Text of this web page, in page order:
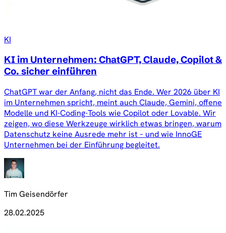
KI
KI im Unternehmen: ChatGPT, Claude, Copilot &
Co. sicher einführen
ChatGPT war der Anfang, nicht das Ende. Wer 2026 über KI
im Unternehmen spricht, meint auch Claude, Gemini, offene
Modelle und KI-Coding-Tools wie Copilot oder Lovable. Wir
zeigen, wo diese Werkzeuge wirklich etwas bringen, warum
Datenschutz keine Ausrede mehr ist – und wie InnoGE
Unternehmen bei der Einführung begleitet.
Tim Geisendörfer
28.02.2025